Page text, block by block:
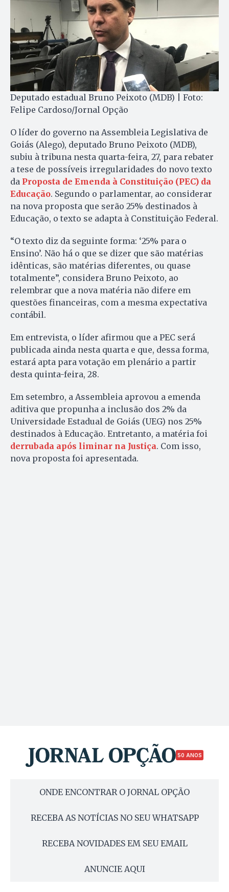
Deputado estadual Bruno Peixoto (MDB) | Foto:
Felipe Cardoso/Jornal Opção
O líder do governo na Assembleia Legislativa de
Goiás (Alego), deputado Bruno Peixoto (MDB),
subiu à tribuna nesta quarta-feira, 27, para rebater
a tese de possíveis irregularidades do novo texto
da Proposta de Emenda à Constituição (PEC) da
Educação. Segundo o parlamentar, ao considerar
na nova proposta que serão 25% destinados à
Educação, o texto se adapta à Constituição Federal.
“O texto diz da seguinte forma: ‘25% para o
Ensino’. Não há o que se dizer que são matérias
idênticas, são matérias diferentes, ou quase
totalmente”, considera Bruno Peixoto, ao
relembrar que a nova matéria não difere em
questões financeiras, com a mesma expectativa
contábil.
Em entrevista, o líder afirmou que a PEC será
publicada ainda nesta quarta e que, dessa forma,
estará apta para votação em plenário a partir
desta quinta-feira, 28.
Em setembro, a Assembleia aprovou a emenda
aditiva que propunha a inclusão dos 2% da
Universidade Estadual de Goiás (UEG) nos 25%
destinados à Educação. Entretanto, a matéria foi
derrubada após liminar na Justiça. Com isso,
nova proposta foi apresentada.
50 ANOS
ONDE ENCONTRAR O JORNAL OPÇÃO
RECEBA AS NOTÍCIAS NO SEU WHATSAPP
RECEBA NOVIDADES EM SEU EMAIL
ANUNCIE AQUI